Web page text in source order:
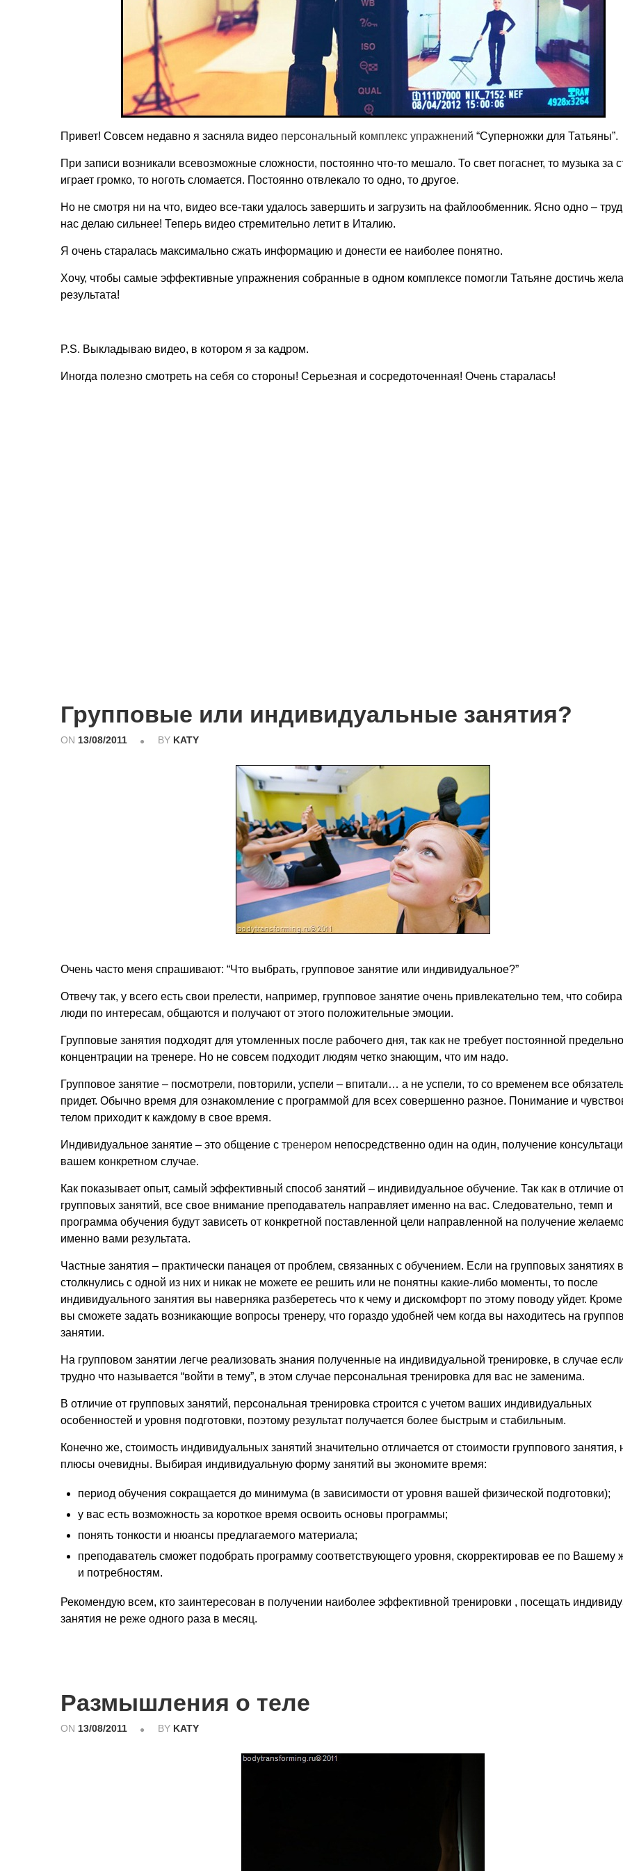
Привет! Совсем недавно я засняла видео персональный комплекс упражнений “Суперножки для Татьяны”.
При записи возникали всевозможные сложности, постоянно что-то мешало. То свет погаснет, то музыка за
играет громко, то ноготь сломается. Постоянно отвлекало то одно, то другое.
Но не смотря ни на что, видео все-таки удалось завершить и загрузить на файлообменник. Ясно одно –
нас делаю сильнее! Теперь видео стремительно летит в Италию.
Я очень старалась максимально сжать информацию и донести ее наиболее понятно.
Хочу, чтобы самые эффективные упражнения собранные в одном комплексе помогли Татьяне достичь
результата!
P.S. Выкладываю видео, в котором я за кадром.
Иногда полезно смотреть на себя со стороны! Серьезная и сосредоточенная! Очень старалась!
Групповые или индивидуальные занятия?
ON 13/08/2011 BY KATY
Очень часто меня спрашивают: “Что выбрать, групповое занятие или индивидуальное?”
Отвечу так, у всего есть свои прелести, например, групповое занятие очень привлекательно тем, что
люди по интересам, общаются и получают от этого положительные эмоции.
Групповые занятия подходят для утомленных после рабочего дня, так как не требует постоянной
концентрации на тренере. Но не совсем подходит людям четко знающим, что им надо.
Групповое занятие – посмотрели, повторили, успели – впитали… а не успели, то со временем все
придет. Обычно время для ознакомление с программой для всех совершенно разное. Понимание и
телом приходит к каждому в свое время.
Индивидуальное занятие – это общение с тренером непосредственно один на один, получение
вашем конкретном случае.
Как показывает опыт, самый эффективный способ занятий – индивидуальное обучение. Так как в отличие
групповых занятий, все свое внимание преподаватель направляет именно на вас. Следовательно, темп и
программа обучения будут зависеть от конкретной поставленной цели направленной на получение
именно вами результата.
Частные занятия – практически панацея от проблем, связанных с обучением. Если на групповых занятиях
столкнулись с одной из них и никак не можете ее решить или не понятны какие-либо моменты, то после
индивидуального занятия вы наверняка разберетесь что к чему и дискомфорт по этому поводу уйдет. Кроме
вы сможете задать возникающие вопросы тренеру, что гораздо удобней чем когда вы находитесь на
занятии.
На групповом занятии легче реализовать знания полученные на индивидуальной тренировке, в случае
трудно что называется “войти в тему”, в этом случае персональная тренировка для вас не заменима.
В отличие от групповых занятий, персональная тренировка строится с учетом ваших индивидуальных
особенностей и уровня подготовки, поэтому результат получается более быстрым и стабильным.
Конечно же, стоимость индивидуальных занятий значительно отличается от стоимости группового занятия,
плюсы очевидны. Выбирая индивидуальную форму занятий вы экономите время:
период обучения сокращается до минимума (в зависимости от уровня вашей физической подготовки);
у вас есть возможность за короткое время освоить основы программы;
понять тонкости и нюансы предлагаемого материала;
преподаватель сможет подобрать программу соответствующего уровня, скорректировав ее по Вашему
и потребностям.
Рекомендую всем, кто заинтересован в получении наиболее эффективной тренировки , посещать
занятия не реже одного раза в месяц.
Размышления о теле
ON 13/08/2011 BY KATY